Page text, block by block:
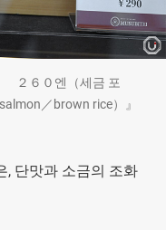
２６０엔（세금 포
／brown rice）』
, 단맛과 소금의 조화